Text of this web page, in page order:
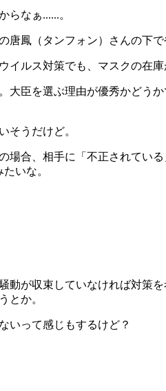
なぁ......。
鳳（タンフォン）さんの下で
ルス対策でも、マスクの在
臣を選ぶ理由が優秀かどう
そうだけど。
合、相手に「不正されてい
いな。
が収束していなければ対策
とか。
いって感じもするけど？